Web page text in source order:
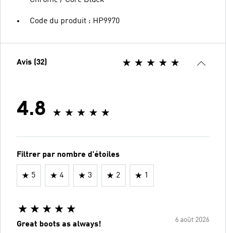
Code du produit : HP9970
Avis (32)
4.8
Filtrer par nombre d'étoiles
5 4 3 2 1
6 août 2026
Great boots as always!